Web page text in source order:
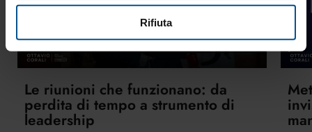
Rifiuta
Le riunioni che funzionano: da
perdita di tempo a strumento di
leadership